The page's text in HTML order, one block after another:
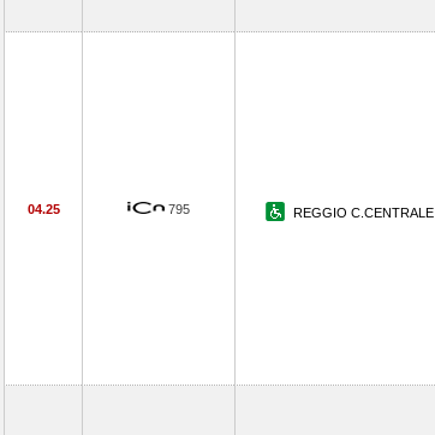
04.25 795 REGGIO C.CENTRALE